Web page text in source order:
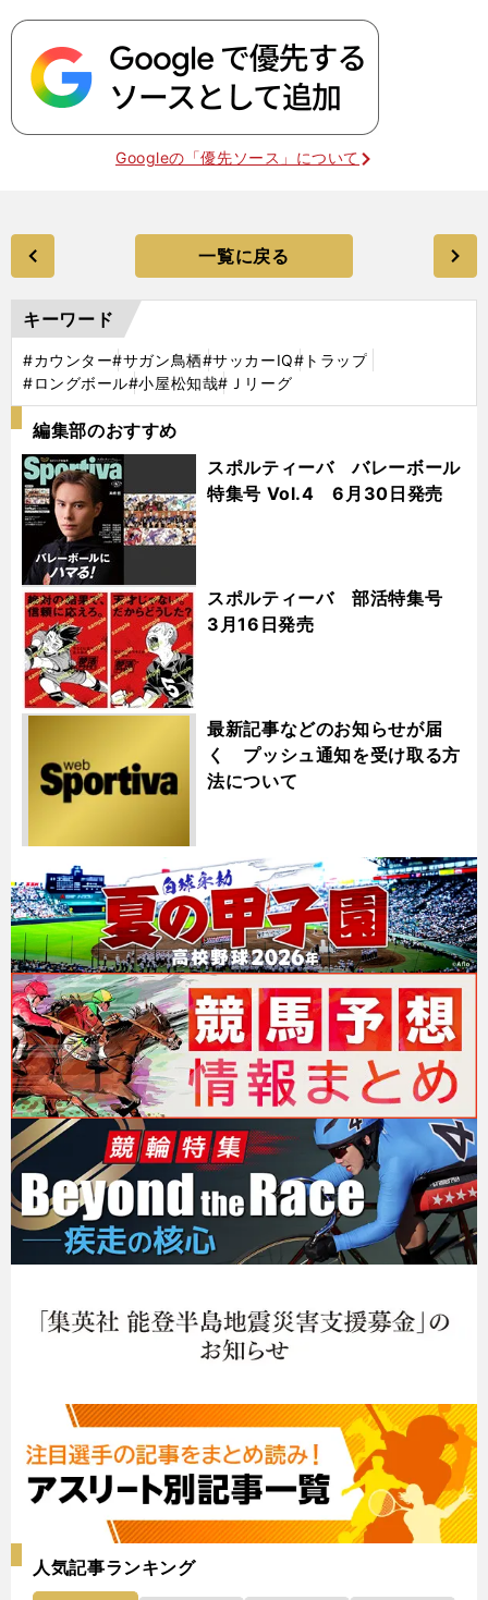
Googleの「優先ソース」について
一覧に戻る
キーワード
#カウンター#サガン鳥栖#サッカーIQ#トラップ
#ロングボール#小屋松知哉#Ｊリーグ
編集部のおすすめ
スポルティーバ バレーボール
特集号 Vol.4 6月30日発売
スポルティーバ 部活特集号
3月16日発売
最新記事などのお知らせが届
く プッシュ通知を受け取る方
法について
人気記事ランキング